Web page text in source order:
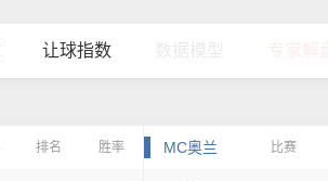
让球指数
排名 胜率 MC奥兰 比赛